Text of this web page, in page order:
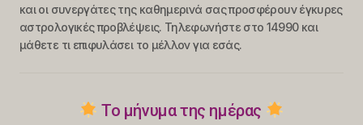
και οι συνεργάτες της καθημερινά σας προσφέρουν έγκυρες
αστρολογικές προβλέψεις. Τηλεφωνήστε στο 14990 και
μάθετε τι επιφυλάσει το μέλλον για εσάς.
Το μήνυμα της ημέρας